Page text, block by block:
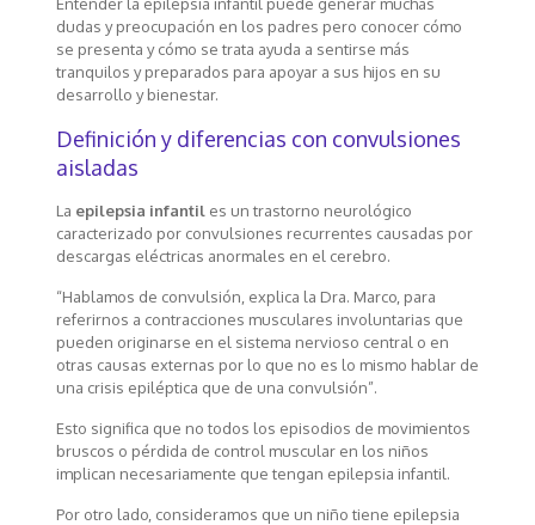
dudas y preocupación en los padres pero conocer cómo
se presenta y cómo se trata ayuda a sentirse más
tranquilos y preparados para apoyar a sus hijos en su
desarrollo y bienestar.
Definición y diferencias con convulsiones
aisladas
La epilepsia infantil es un trastorno neurológico
caracterizado por convulsiones recurrentes causadas por
descargas eléctricas anormales en el cerebro.
“Hablamos de convulsión, explica la Dra. Marco, para
referirnos a contracciones musculares involuntarias que
pueden originarse en el sistema nervioso central o en
otras causas externas por lo que no es lo mismo hablar de
una crisis epiléptica que de una convulsión”.
Esto significa que no todos los episodios de movimientos
bruscos o pérdida de control muscular en los niños
implican necesariamente que tengan epilepsia infantil.
Por otro lado, consideramos que un niño tiene epilepsia